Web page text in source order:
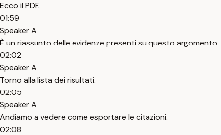
Ecco il PDF.
01:59
Speaker A
È un riassunto delle evidenze presenti su questo argomento.
02:02
Speaker A
Torno alla lista dei risultati.
02:05
Speaker A
Andiamo a vedere come esportare le citazioni.
02:08